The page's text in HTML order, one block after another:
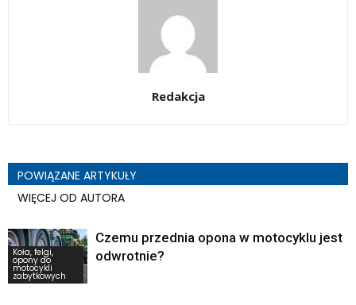
Redakcja
POWIĄZANE ARTYKUŁY
WIĘCEJ OD AUTORA
Koła, felgi,
opony do
motocykli
zabytkowych
Czemu przednia opona w motocyklu jest
odwrotnie?